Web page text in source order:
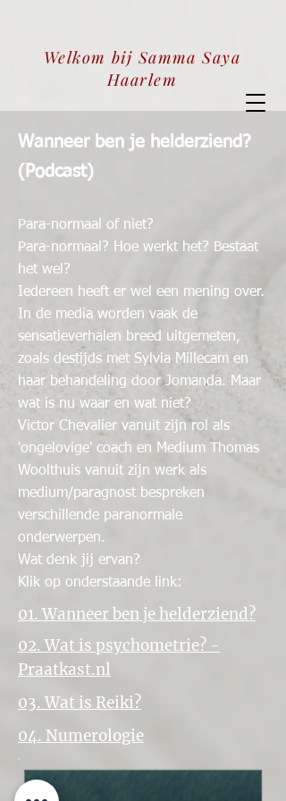
Welkom bij Samma Saya
Haarlem
Wanneer ben je helderziend?
(Podcast)
Para-normaal of niet?
Para-normaal? Hoe werkt het? Bestaat
het wel?
Iedereen heeft er wel een mening over.
In de media worden vaak de
sensatieverhalen breed uitgemeten,
zoals destijds met Sylvia Millecam en
haar behandeling door Jomanda. Maar
wat is nu waar en wat niet?
Victor Chevalier vanuit zijn rol als
'ongelovige' coach en Medium Thomas
Woolthuis vanuit zijn werk als
medium/paragnost bespreken
verschillende paranormale
onderwerpen.
Wat denk jij ervan?
Klik op onderstaande link:
01. Wanneer ben je helderziend?
02. Wat is psychometrie? -
Praatkast.nl
03. Wat is Reiki?
04. Numerologie